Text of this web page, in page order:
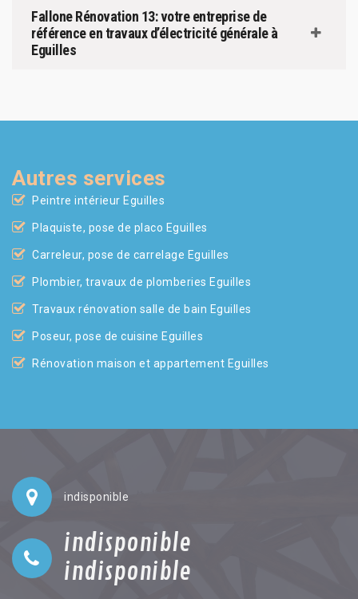
Fallone Rénovation 13: votre entreprise de
référence en travaux d’électricité générale à
Eguilles
Autres services
Peintre intérieur Eguilles
Plaquiste, pose de placo Eguilles
Carreleur, pose de carrelage Eguilles
Plombier, travaux de plomberies Eguilles
Travaux rénovation salle de bain Eguilles
Poseur, pose de cuisine Eguilles
Rénovation maison et appartement Eguilles
indisponible
indisponible
indisponible